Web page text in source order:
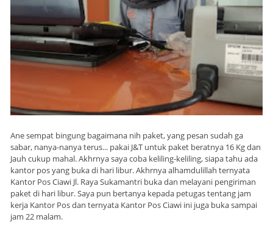
Ane sempat bingung bagaimana nih paket, yang pesan sudah ga
sabar, nanya-nanya terus... pakai J&T untuk paket beratnya 16 Kg dan
Jauh cukup mahal. Akhrnya saya coba keliling-keliling, siapa tahu ada
kantor pos yang buka di hari libur. Akhrnya alhamdulillah ternyata
Kantor Pos Ciawi Jl. Raya Sukamantri buka dan melayani pengiriman
paket di hari libur. Saya pun bertanya kepada petugas tentang jam
kerja Kantor Pos dan ternyata Kantor Pos Ciawi ini juga buka sampai
jam 22 malam.